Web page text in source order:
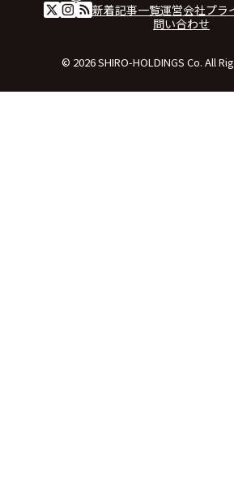
新着記事一覧運営会社プラ
問い合わせ
© 2026 SHIRO-HOLDINGS Co. All